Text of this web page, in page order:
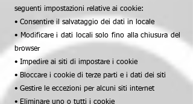
seguenti impostazioni relative ai cookie:
• Consentire il salvataggio dei dati in locale
• Modificare i dati locali solo fino alla chiusura del
browser
• Impedire ai siti di impostare i cookie
• Bloccare i cookie di terze parti e i dati dei siti
• Gestire le eccezioni per alcuni siti internet
• Eliminare uno o tutti i cookie